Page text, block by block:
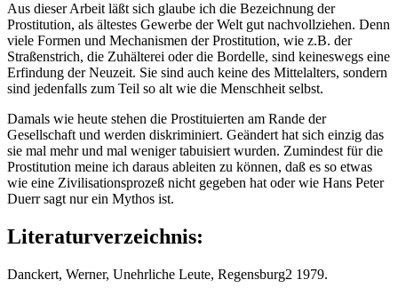
Aus dieser Arbeit läßt sich glaube ich die Bezeichnung der
Prostitution, als ältestes Gewerbe der Welt gut nachvollziehen. Denn
viele Formen und Mechanismen der Prostitution, wie z.B. der
Straßenstrich, die Zuhälterei oder die Bordelle, sind keineswegs eine
Erfindung der Neuzeit. Sie sind auch keine des Mittelalters, sondern
sind jedenfalls zum Teil so alt wie die Menschheit selbst.
Damals wie heute stehen die Prostituierten am Rande der
Gesellschaft und werden diskriminiert. Geändert hat sich einzig das
sie mal mehr und mal weniger tabuisiert wurden. Zumindest für die
Prostitution meine ich daraus ableiten zu können, daß es so etwas
wie eine Zivilisationsprozeß nicht gegeben hat oder wie Hans Peter
Duerr sagt nur ein Mythos ist.
Literaturverzeichnis:
Danckert, Werner, Unehrliche Leute, Regensburg2 1979.